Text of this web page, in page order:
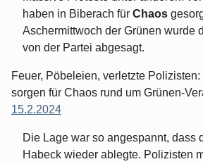
haben in Biberach für Chaos
Aschermittwoch der Grünen wurde
von der Partei abgesagt.
Feuer, Pöbeleien, verletzte
sorgen für Chaos rund um Grünen-
15.2.2024
Die Lage war so angespannt, dass
Habeck wieder ablegte. Polizisten